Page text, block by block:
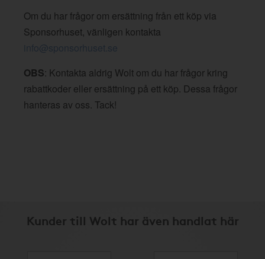
Om du har frågor om ersättning från ett köp via
Sponsorhuset, vänligen kontakta
info@sponsorhuset.se
OBS: Kontakta aldrig Wolt om du har frågor kring
rabattkoder eller ersättning på ett köp. Dessa frågor
hanteras av oss. Tack!
Kunder till Wolt har även handlat här